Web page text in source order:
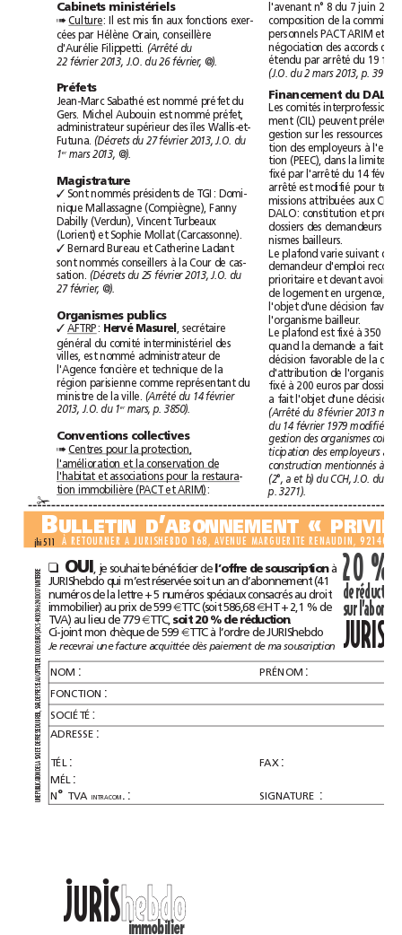
NOM : PRÉNOM :
FONCTION :
SOCIÉTÉ :
ADRESSE :
TÉL : FAX :
MÉL :
N TVA INTRACOM .: SIGNATURE :
20%
JURIS
Cabinets ministériels
➠ Culture
: Il est mis fin aux fonctions exer-
cées par Hélène Orain, conseillère
(Arrêté du
22février2013, J.O. du 26février, @).
Préfets
Jean-Marc Sabathé est nommé préfet du
Gers. Michel Aubouin est nommé préfet,
administrateur supérieur des îles Wallis-et-
(Décrets du 27février 2013, J.O. du
1 er mars 2013, @).
Magistrature
✓
Sont nommés présidents de TGI: Domi-
nique Mallassagne (Compiègne), Fanny
Dabilly (Verdun), Vincent Turbeaux
(Lorient) et Sophie Mollat (Carcassonne).
✓
Bernard Bureau et Catherine Ladant
sont nommés conseillers à la Cour de cas-
(Décrets du 25février 2013, J.O. du
27février, @).
Organismes publics
✓ AFTRP Hervé Masurel
, secrétaire
général du comité interministériel des
villes, est nommé administrateur de
l'Agence foncière et technique de la
région parisienne comme représentant du
(Arrêté du 14février
2013, J.O. du 1 er mars, p.3850).
Conventions collectives
➠
l'amélioration et la conservation de
l'habitat et associations pour la restaura-
tion immobilière (PACT et ARIM):
nismes bailleurs.
l'organisme bailleur.
p.3271).
B ULLETIND’ ABONNEMENT «
❑ OUI , je souhaite bénéficier de l’offre de souscription à
JURIShebdo qui m’est réservée soit un an d’abonnement (41
numéros de la lettre + 5 numéros spéciaux consacrés au droit
immobilier) au prix de 599 € TTC (soit 586,68 €
HT + 2,1% de
TVA) au lieu de 779€ TTC, soit 20% de réduction.
Ci-joint mon chèque de 599 € TTC à l’ordre de JURIShebdo
Je recevrai une facture acquittée dès paiement de ma souscription
jhi 511
U
N
E
P
U
B
LI
C
ATI
O
N
D
E
L
A
SO
CI
TE
D
E
P
RE
S
SE
D
U
B
REI
S
A
RL
D
E
P
RE
S
SE
AU
C
API
T
AL
D
E
1
0
0
0
0
E
U
RO
S,
RC
S
4
43
0
3
4
6
2
4
0
0
1
7
N
AN
R
RE
✁
••
immobilier
JURISh
he
eb
bd
do
o